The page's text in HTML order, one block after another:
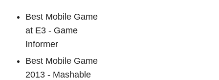
Best Mobile Game
at E3 - Game
Informer
Best Mobile Game
2013 - Mashable